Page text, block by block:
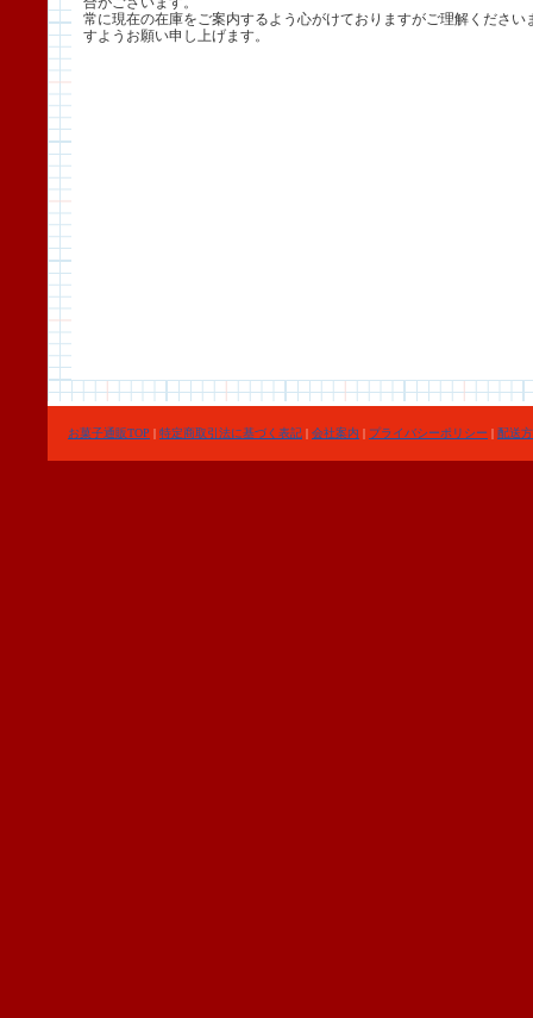
常に現在の在庫をご案内するよう心がけておりますがご理解ください
すようお願い申し上げます。
お菓子通販TOP | 特定商取引法に基づく表記 | 会社案内 | プライバシーポリシー | 配送